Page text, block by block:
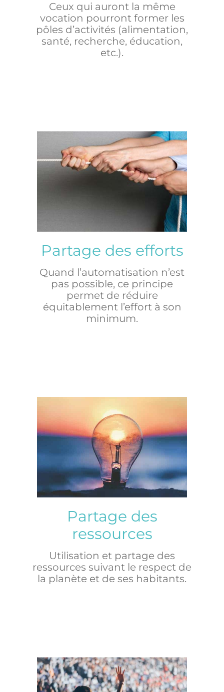
Ceux qui auront la même
vocation pourront former les
pôles d’activités (alimentation,
santé, recherche, éducation,
etc.).
Partage des efforts
Quand l’automatisation n’est
pas possible, ce principe
permet de réduire
équitablement l’effort à son
minimum.
Partage des
ressources
Utilisation et partage des
ressources suivant le respect de
la planète et de ses habitants.